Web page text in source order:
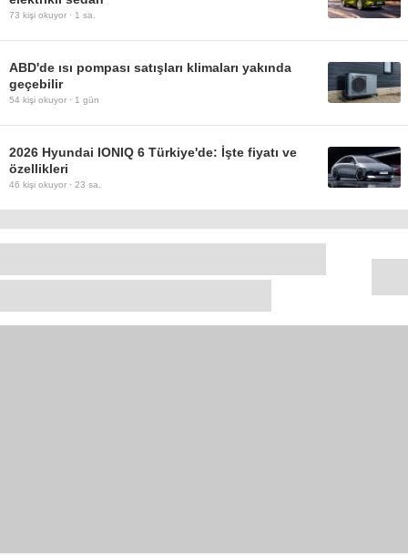
73 kişi okuyor · 1 sa.
ABD'de ısı pompası satışları klimaları yakında
geçebilir
54 kişi okuyor · 1 gün
2026 Hyundai IONIQ 6 Türkiye'de: İşte fiyatı ve
özellikleri
46 kişi okuyor · 23 sa.